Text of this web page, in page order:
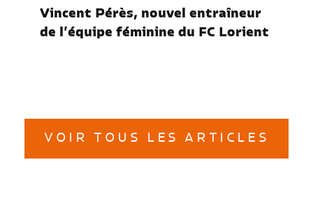
Vincent Pérès, nouvel entraîneur
de l’équipe féminine du FC Lorient
VOIR TOUS LES ARTICLES